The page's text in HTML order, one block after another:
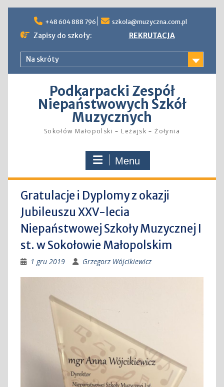
content
+48 604 888 796 szkola@muzyczna.com.pl
Zapisy do szkoły: REKRUTACJA
Na skróty
Podkarpacki Zespół
Niepaństwowych Szkół
Muzycznych
Sokołów Małopolski – Leżajsk – Żołynia
Menu
Gratulacje i Dyplomy z okazji
Jubileuszu XXV-lecia
Niepaństwowej Szkoły Muzycznej I
st. w Sokołowie Małopolskim
1 gru 2019 Grzegorz Wójcikiewicz